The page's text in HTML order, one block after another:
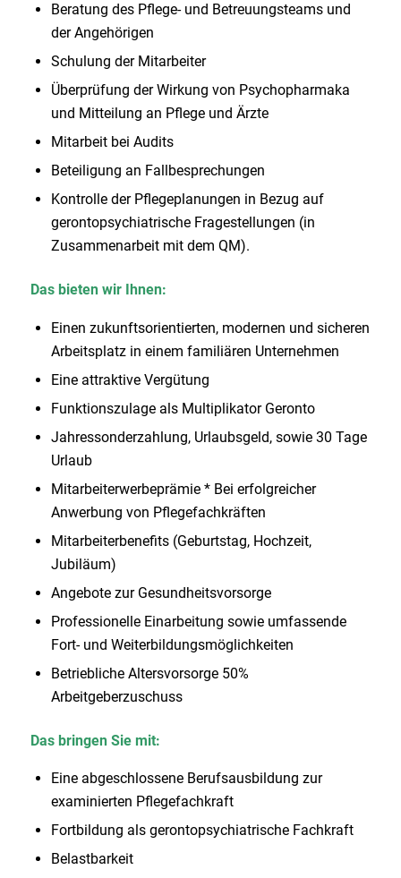
Beratung des Pflege- und Betreuungsteams und
der Angehörigen
Schulung der Mitarbeiter
Überprüfung der Wirkung von Psychopharmaka
und Mitteilung an Pflege und Ärzte
Mitarbeit bei Audits
Beteiligung an Fallbesprechungen
Kontrolle der Pflegeplanungen in Bezug auf
gerontopsychiatrische Fragestellungen (in
Zusammenarbeit mit dem QM).
Das bieten wir Ihnen:
Einen zukunftsorientierten, modernen und sicheren
Arbeitsplatz in einem familiären Unternehmen
Eine attraktive Vergütung
Funktionszulage als Multiplikator Geronto
Jahressonderzahlung, Urlaubsgeld, sowie 30 Tage
Urlaub
Mitarbeiterwerbeprämie * Bei erfolgreicher
Anwerbung von Pflegefachkräften
Mitarbeiterbenefits (Geburtstag, Hochzeit,
Jubiläum)
Angebote zur Gesundheitsvorsorge
Professionelle Einarbeitung sowie umfassende
Fort- und Weiterbildungsmöglichkeiten
Betriebliche Altersvorsorge 50%
Arbeitgeberzuschuss
Das bringen Sie mit:
Eine abgeschlossene Berufsausbildung zur
examinierten Pflegefachkraft
Fortbildung als gerontopsychiatrische Fachkraft
Belastbarkeit